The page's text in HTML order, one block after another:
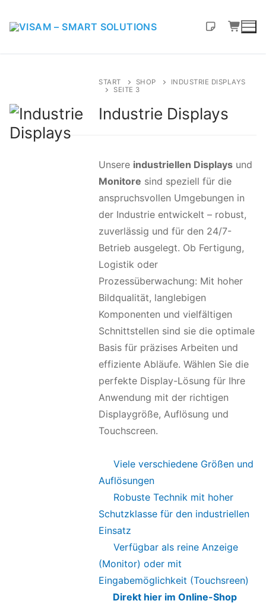
START SHOP
INDUSTRIE DISPLAYS
SEITE 3
Industrie Displays
Unsere industriellen Displays und
Monitore sind speziell für die
anspruchsvollen Umgebungen in
der Industrie entwickelt – robust,
zuverlässig und für den 24/7-
Betrieb ausgelegt. Ob Fertigung,
Logistik oder
Prozessüberwachung: Mit hoher
Bildqualität, langlebigen
Komponenten und vielfältigen
Schnittstellen sind sie die optimale
Basis für präzises Arbeiten und
effiziente Abläufe. Wählen Sie die
perfekte Display-Lösung für Ihre
Anwendung mit der richtigen
Displaygröße, Auflösung und
Touchscreen.
Viele verschiedene Größen und
Auflösungen
Robuste Technik mit hoher
Schutzklasse für den industriellen
Einsatz
Verfügbar als reine Anzeige
(Monitor) oder mit
Eingabemöglichkeit (Touchsreen)
Direkt hier im Online-Shop